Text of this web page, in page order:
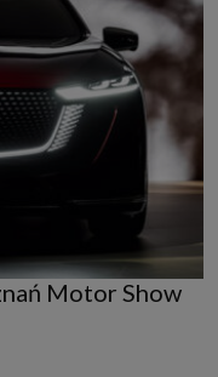
Motor Show